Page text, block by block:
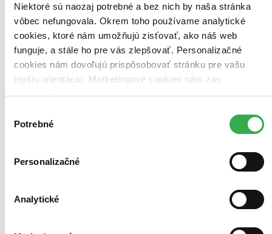
Niektoré sú naozaj potrebné a bez nich by naša stránka
vôbec nefungovala. Okrem toho používame analytické
cookies, ktoré nám umožňujú zisťovať, ako náš web
funguje, a stále ho pre vás zlepšovať. Personalizačné
cookies nám dovoľujú prispôsobovať stránku pre vašu
lepšiu orientáciu. Marketingové cookies nám zas
umožňujú zobrazenie relevantnej reklamy. Niektoré údaje
keby sme mohli používať všetky tieto cookies. Ďakujeme!
súhlasu
Potrebné
Personalizačné
Analytické